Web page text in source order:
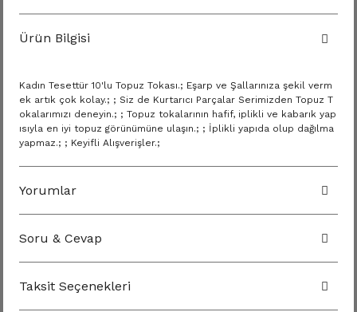
Ürün Bilgisi
Kadın Tesettür 10'lu Topuz Tokası.; Eşarp ve Şallarınıza şekil verm
ek artık çok kolay.; ; Siz de Kurtarıcı Parçalar Serimizden Topuz T
okalarımızı deneyin.; ; Topuz tokalarının hafif, iplikli ve kabarık yap
ısıyla en iyi topuz görünümüne ulaşın.; ; İplikli yapıda olup dağılma
yapmaz.; ; Keyifli Alışverişler.;
Yorumlar
Soru & Cevap
Taksit Seçenekleri